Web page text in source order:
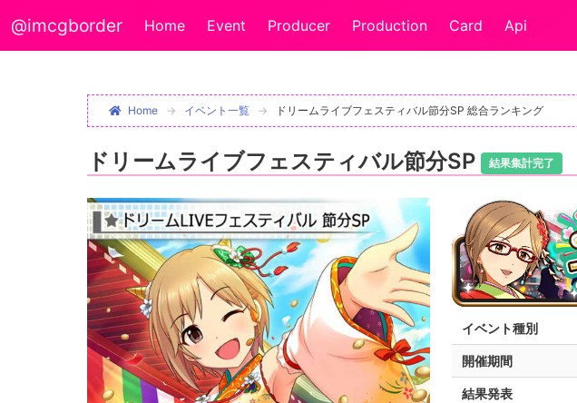
@imcgborder Home Event Producer Production Card Api
Home イベント一覧 ドリームライブフェスティバル節分SP 総合ランキング
ドリームライブフェスティバル節分SP 結果集計完了
イベント種別
開催期間
結果発表